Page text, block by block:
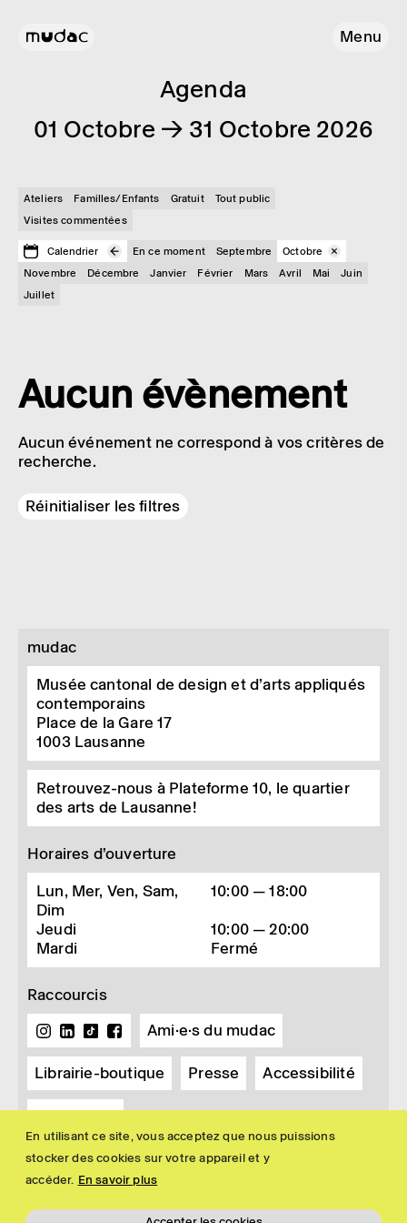
En utilisant ce site, vous acceptez que nous puissions
stocker des cookies sur votre appareil et y
accéder. En savoir plus
Menu
Agenda
01 Octobre → 31 Octobre 2026
Ateliers Familles/Enfants Gratuit
Tout public
Visites commentées
Calendrier En ce moment Septembre
Octobre
Novembre
Décembre Janvier Février Mars Avril Mai
Juin
Juillet
Aucun évènement
Aucun événement ne correspond à vos critères de
recherche.
Réinitialiser les filtres
mudac
Musée cantonal de design et d’arts appliqués
contemporains
Place de la Gare 17
1003 Lausanne
Retrouvez-nous à Plateforme 10, le quartier
des arts de Lausanne!
Horaires d’ouverture
Lun, Mer, Ven, Sam,
Dim
10:00 — 18:00
Jeudi
10:00 — 20:00
Mardi
Fermé
Raccourcis
Ami·e·s du mudac
Librairie-boutique Presse Accessibilité
Newsletter